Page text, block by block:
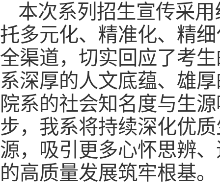
本次系列招生宣传采
托多元化、精准化、精
全渠道，切实回应了考
系深厚的人文底蕴、雄
院系的社会知名度与生
步，我系将持续深化优
源，吸引更多心怀思辨
的高质量发展筑牢根基。